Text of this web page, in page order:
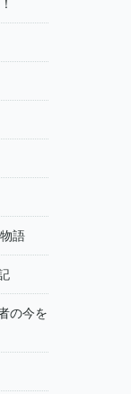
語
の今を